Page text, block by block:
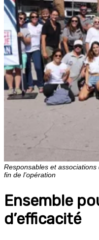
Responsables et
fin de l’opération
Ensemble
d’efficacité